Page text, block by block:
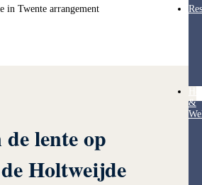
&
in Twente arrangement
lente op
Holtweijde